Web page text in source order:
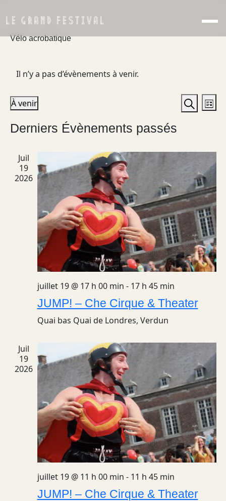
LE GRAND FESTIVAL
Vélo acrobatique
Il n’y a pas d’évènements à venir.
et
de
Liste
À venir
une
Derniers Évènements passés
Juil
19
2026
juillet 19 @ 17 h 00 min - 17 h 45 min
JUMP! – Che Cirque & Theater
Quai bas Quai de Londres, Verdun
Juil
19
2026
juillet 19 @ 11 h 00 min - 11 h 45 min
JUMP! – Che Cirque & Theater